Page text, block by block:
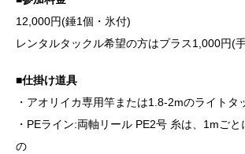
12,000円(錘1個・氷付)
レンタルタックル希望の方はプラス1,000円(
■仕掛け道具
・アオリイカ専用竿または1.8-2mのライトタ
・PEライン:両軸リール PE2号 糸は、1mご
の